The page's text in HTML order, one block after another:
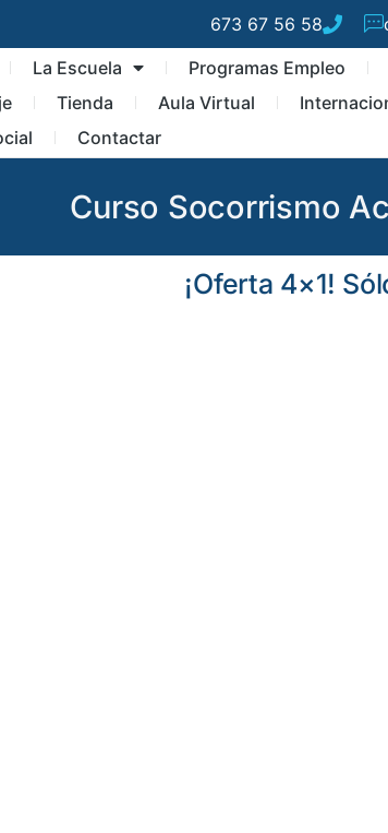
673 67 56 58
La Escuela Programas Empleo
Tienda Aula Virtual
Contactar
Curso Socorrismo
¡Oferta 4×1!